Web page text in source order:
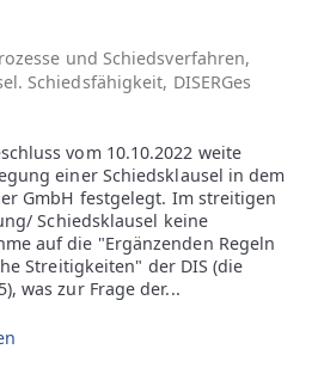
und Schiedsverfahren,
Schiedsfähigkeit, DISERGes
vom 10.10.2022 weite
einer Schiedsklausel in dem
GmbH festgelegt. Im streitigen
Schiedsklausel keine
auf die "Ergänzenden Regeln
Streitigkeiten" der DIS (die
was zur Frage der...